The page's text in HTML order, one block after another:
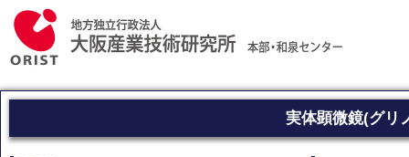
実体顕微鏡(グリ